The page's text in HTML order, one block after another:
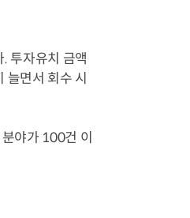
투자유치 금액
면서 회수 시
야가 100건 이